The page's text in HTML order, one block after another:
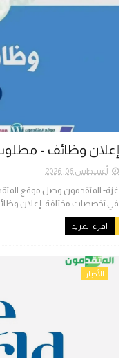
إعلان وظائف -
أغسطس 06, 2026
غزة- المتقدمون وصل موقع
في تخصصات مختلفة. إعلان
اقرء المزيد
الأخبار